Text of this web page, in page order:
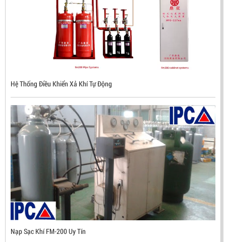
ĐẦU BÁO LỬA CHỐNG NỔ CHỐNG NƯỚC UV/IR- UX300
NHẬP KHẨU HÀN QUỐC
LIÊN HỆ
Mã sản phẩm: UX300
Hệ Thống Điều Khiển Xả Khí Tự Động
Nạp Sạc Khí FM-200 Uy Tín